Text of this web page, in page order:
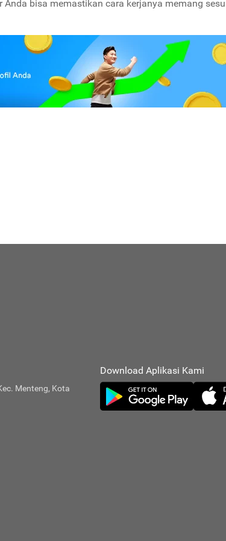
bisa memastikan cara kerjanya memang
Menteng, Kota
Download Aplikasi Kami